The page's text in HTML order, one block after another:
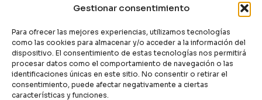
Gestionar consentimiento
Para ofrecer las mejores experiencias, utilizamos tecnologías
como las cookies para almacenar y/o acceder a la información del
dispositivo. El consentimiento de estas tecnologías nos permitirá
procesar datos como el comportamiento de navegación o las
identificaciones únicas en este sitio. No consentir o retirar el
consentimiento, puede afectar negativamente a ciertas
características y funciones.
Haz clic para aceptar cookies de